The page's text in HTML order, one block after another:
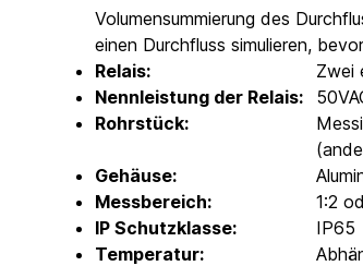
Volumensummierung des
einen Durchfluss simulieren,
Relais:
Zwei
Nennleistung der Relais:
Rohrstück:
Gehäuse:
Messbereich:
1:2
IP Schutzklasse:
IP65
Temperatur: